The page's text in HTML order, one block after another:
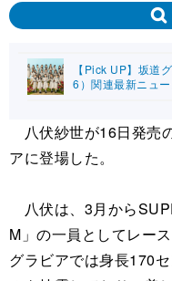
【Pick UP】坂道
6）関連最新ニュ
八伏紗世が16日発売
アに登場した。
八伏は、3月から
M」の一員としてレー
グラビアでは身長170